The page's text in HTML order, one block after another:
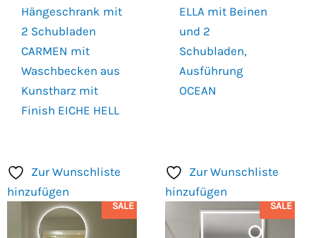
Hängeschrank mit
2 Schubladen
CARMEN mit
Waschbecken aus
Kunstharz mit
Finish EICHE HELL
ELLA mit Beinen
und 2
Schubladen,
Ausführung
OCEAN
Zur Wunschliste
hinzufügen
SALE
Zur Wunschliste
hinzufügen
SALE